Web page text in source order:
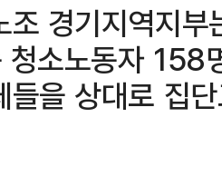
조 경기지역지
청소노동자 158
들을 상대로 집